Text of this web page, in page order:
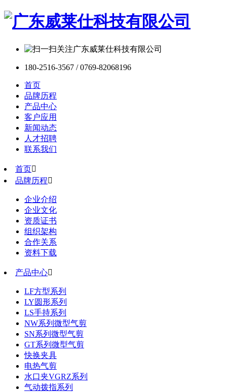
180-2516-3567 / 0769-82068196
首页
品牌历程
产品中心
客户应用
新闻动态
人才招聘
联系我们
首页
品牌历程
企业介绍
企业文化
资质证书
组织架构
合作关系
资料下载
产品中心
LF方型系列
LY圆形系列
LS手持系列
NW系列微型气剪
SN系列微型气剪
GT系列微型气剪
快换夹具
电热气剪
水口夹VGRZ系列
气动拨指系列